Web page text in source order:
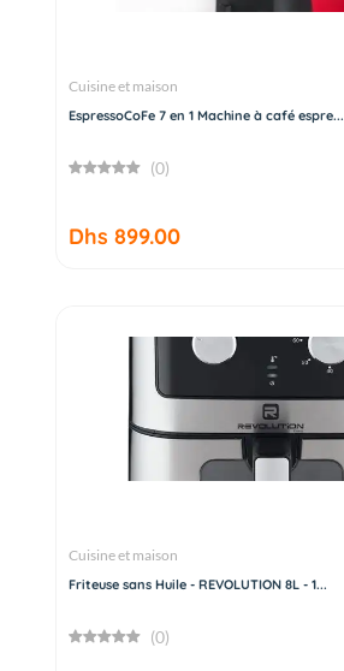
Cuisine et maison
EspressoCoFe 7 en 1 Machine à café espre...
(0)
Dhs 899.00
Cuisine et maison
Friteuse sans Huile - REVOLUTION 8L - 1...
(0)